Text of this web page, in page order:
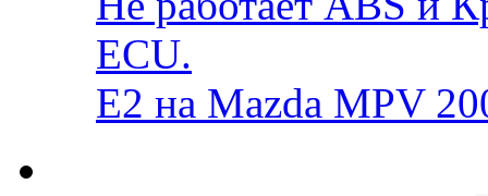
ECU.
E2 на Mazda MPV